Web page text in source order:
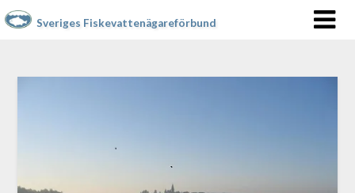
Sveriges Fiskevattenägareförbund